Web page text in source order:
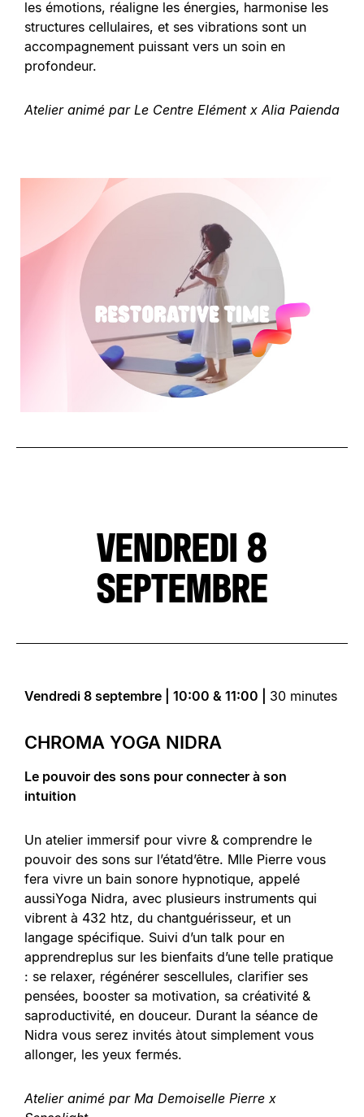
les émotions, réaligne les énergies, harmonise les
structures cellulaires, et ses vibrations sont un
accompagnement puissant vers un soin en
profondeur.
Atelier animé par Le Centre Elément x Alia Paienda
VENDREDI 8
SEPTEMBRE
Vendredi 8 septembre | 10:00 & 11:00 | 30 minutes
CHROMA YOGA NIDRA
Le pouvoir des sons pour connecter à son
intuition
Un atelier immersif pour vivre & comprendre le
pouvoir des sons sur l’étatd’être. Mlle Pierre vous
fera vivre un bain sonore hypnotique, appelé
aussiYoga Nidra, avec plusieurs instruments qui
vibrent à 432 htz, du chantguérisseur, et un
langage spécifique. Suivi d’un talk pour en
apprendreplus sur les bienfaits d’une telle pratique
: se relaxer, régénérer sescellules, clarifier ses
pensées, booster sa motivation, sa créativité &
saproductivité, en douceur. Durant la séance de
Nidra vous serez invités àtout simplement vous
allonger, les yeux fermés.
Atelier animé par Ma Demoiselle Pierre x